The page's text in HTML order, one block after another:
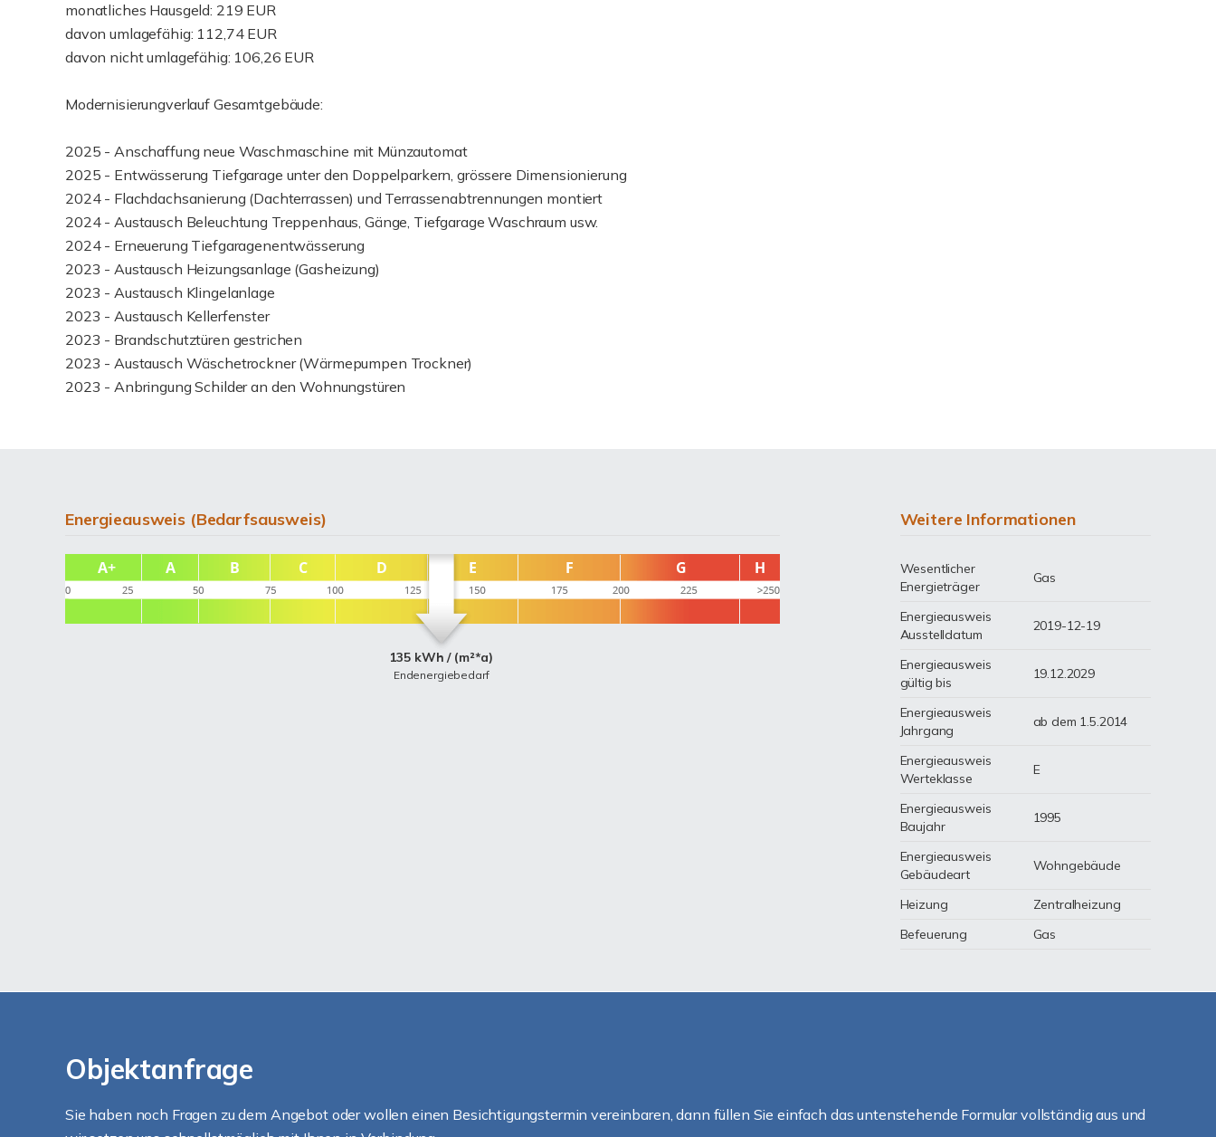
monatliches Hausgeld: 219 EUR
davon umlagefähig: 112,74 EUR
davon nicht umlagefähig: 106,26 EUR
Modernisierungverlauf Gesamtgebäude:
2025 - Anschaffung neue Waschmaschine mit Münzautomat
2025 - Entwässerung Tiefgarage unter den Doppelparkern, grössere Dimensionierung
2024 - Flachdachsanierung (Dachterrassen) und Terrassenabtrennungen montiert
2024 - Austausch Beleuchtung Treppenhaus, Gänge, Tiefgarage Waschraum usw.
2024 - Erneuerung Tiefgaragenentwässerung
2023 - Austausch Heizungsanlage (Gasheizung)
2023 - Austausch Klingelanlage
2023 - Austausch Kellerfenster
2023 - Brandschutztüren gestrichen
2023 - Austausch Wäschetrockner (Wärmepumpen Trockner)
2023 - Anbringung Schilder an den Wohnungstüren
Energieausweis (Bedarfsausweis)
135 kWh / (m²*a)
Endenergiebedarf
Weitere Informationen
Wesentlicher
Energieträger
Gas
Energieausweis
Ausstelldatum
2019-12-19
Energieausweis
gültig bis
19.12.2029
Energieausweis
Jahrgang
ab dem 1.5.2014
Energieausweis
Werteklasse
E
Energieausweis
Baujahr
1995
Energieausweis
Gebäudeart
Wohngebäude
Heizung
Zentralheizung
Befeuerung
Gas
Objektanfrage
Sie haben noch Fragen zu dem Angebot oder wollen einen Besichtigungstermin vereinbaren, dann füllen Sie einfach das untenstehende Formular vollständig aus und